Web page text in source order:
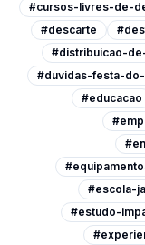
#cursos-livres-de-
#descarte
#distribuicao-
#duvidas-festa-
#educacao
#escola-
#estudo-